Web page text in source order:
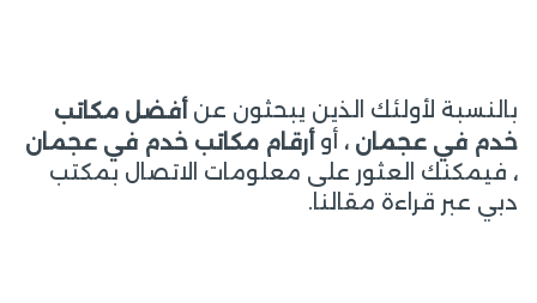
بالنسبة لأولئك الذين يبحثون عنأفضل مكاتب
خدم في عجمان ، أوأرقام مكاتب خدم في عجمان
، فيمكنك العثور على معلومات الاتصال بمكتب
دبي عبر قراءة مقالنا.